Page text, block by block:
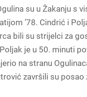
su u Žakanju s
’78. Cindrić i
bili su strijelci za
je u 50. minuti
na stranu
završili su posao